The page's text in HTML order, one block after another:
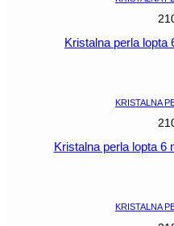
Kristalna perla
KRISTALNA
Kristalna perla lopta 6
KRISTALNA